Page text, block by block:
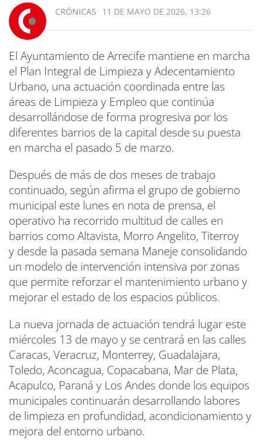
CRÓNICAS 11 DE MAYO DE 2026, 13:26
El Ayuntamiento de Arrecife mantiene en marcha
el Plan Integral de Limpieza y Adecentamiento
Urbano, una actuación coordinada entre las
áreas de Limpieza y Empleo que continúa
desarrollándose de forma progresiva por los
diferentes barrios de la capital desde su puesta
en marcha el pasado 5 de marzo.
Después de más de dos meses de trabajo
continuado, según afirma el grupo de gobierno
municipal este lunes en nota de prensa, el
operativo ha recorrido multitud de calles en
barrios como Altavista, Morro Angelito, Titerroy
y desde la pasada semana Maneje consolidando
un modelo de intervención intensiva por zonas
que permite reforzar el mantenimiento urbano y
mejorar el estado de los espacios públicos.
La nueva jornada de actuación tendrá lugar este
miércoles 13 de mayo y se centrará en las calles
Caracas, Veracruz, Monterrey, Guadalajara,
Toledo, Aconcagua, Copacabana, Mar de Plata,
Acapulco, Paraná y Los Andes donde los equipos
municipales continuarán desarrollando labores
de limpieza en profundidad, acondicionamiento y
mejora del entorno urbano.